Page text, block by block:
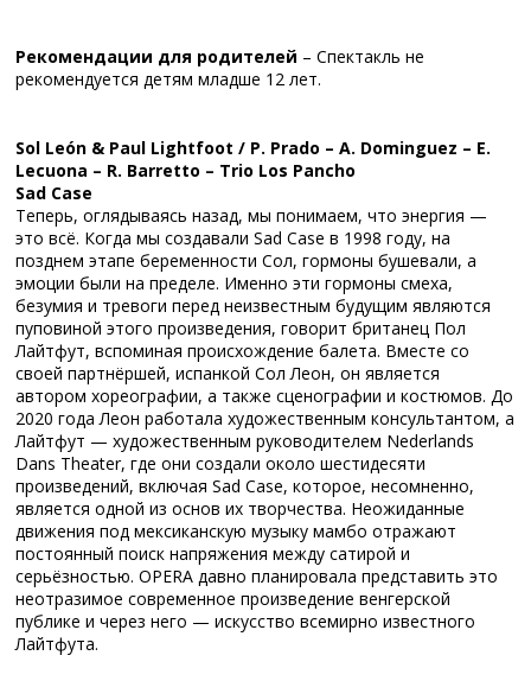
Рекомендации для родителей – Спектакль не
рекомендуется детям младше 12 лет.
Sol León & Paul Lightfoot / P. Prado – A. Dominguez – E.
Lecuona – R. Barretto – Trio Los Pancho
Sad Case
Теперь, оглядываясь назад, мы понимаем, что энергия —
это всё. Когда мы создавали Sad Case в 1998 году, на
позднем этапе беременности Сол, гормоны бушевали, а
эмоции были на пределе. Именно эти гормоны смеха,
безумия и тревоги перед неизвестным будущим являются
пуповиной этого произведения, говорит британец Пол
Лайтфут, вспоминая происхождение балета. Вместе со
своей партнёршей, испанкой Сол Леон, он является
автором хореографии, а также сценографии и костюмов. До
2020 года Леон работала художественным консультантом, а
Лайтфут — художественным руководителем Nederlands
Dans Theater, где они создали около шестидесяти
произведений, включая Sad Case, которое, несомненно,
является одной из основ их творчества. Неожиданные
движения под мексиканскую музыку мамбо отражают
постоянный поиск напряжения между сатирой и
серьёзностью. OPERA давно планировала представить это
неотразимое современное произведение венгерской
публике и через него — искусство всемирно известного
Лайтфута.